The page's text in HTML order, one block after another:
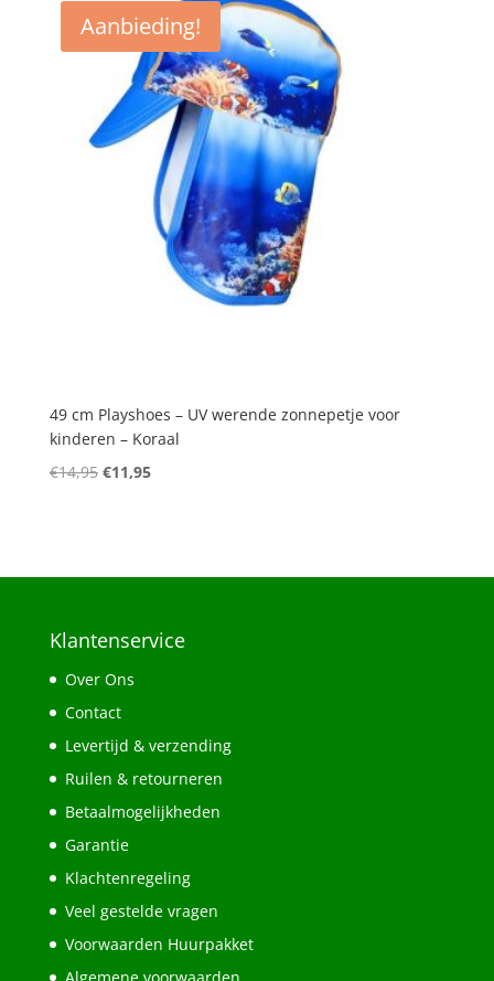
Aanbieding!
49 cm Playshoes – UV werende zonnepetje voor
kinderen – Koraal
€14,95 Oorspronkelijke
€11,95Huidige
Klantenservice
Over Ons
Contact
Levertijd & verzending
Ruilen & retourneren
Betaalmogelijkheden
Garantie
Klachtenregeling
Veel gestelde vragen
Voorwaarden Huurpakket
Algemene voorwaarden